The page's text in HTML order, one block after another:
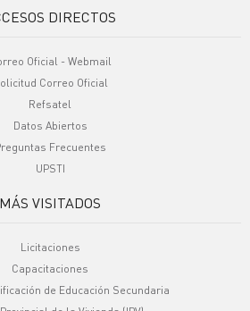
DIRECTOS
Oficial - Webmail
Correo Oficial
Refsatel
Datos Abiertos
Frecuentes
UPSTI
MÁS VISITADOS
Licitaciones
Capacitaciones
de Educación Secundaria